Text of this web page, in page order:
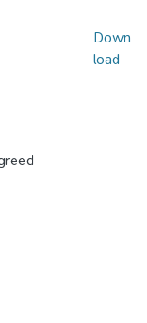
Down
load